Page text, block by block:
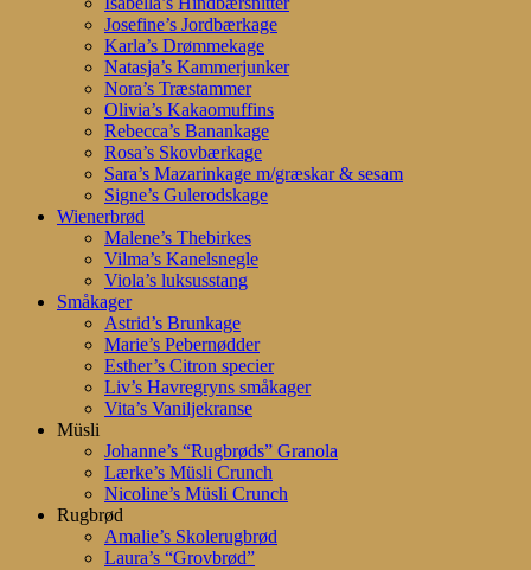
Josefine’s Jordbærkage
Karla’s Drømmekage
Natasja’s Kammerjunker
Nora’s Træstammer
Olivia’s Kakaomuffins
Rebecca’s Banankage
Rosa’s Skovbærkage
Sara’s Mazarinkage m/græskar & sesam
Signe’s Gulerodskage
Wienerbrød
Malene’s Thebirkes
Vilma’s Kanelsnegle
Viola’s luksusstang
Småkager
Astrid’s Brunkage
Marie’s Pebernødder
Esther’s Citron specier
Liv’s Havregryns småkager
Vita’s Vaniljekranse
Müsli
Johanne’s “Rugbrøds” Granola
Lærke’s Müsli Crunch
Nicoline’s Müsli Crunch
Rugbrød
Amalie’s Skolerugbrød
Laura’s “Grovbrød”